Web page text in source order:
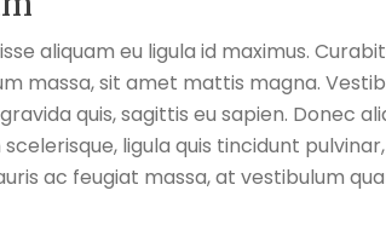
aliquam eu ligula id maximus.
massa, sit amet mattis magna.
quis, sagittis eu sapien. Donec
ligula quis tincidunt
ac feugiat massa, at vestibulum